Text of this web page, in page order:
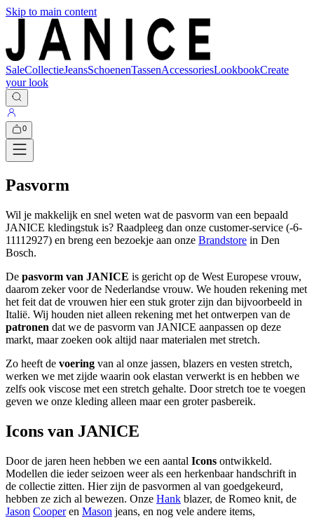
Skip to main content
SaleCollectieJeansSchoenenTassenAccessoriesLookbookCreate
your look
0
Pasvorm
Wil je makkelijk en snel weten wat de pasvorm van een bepaald
JANICE kledingstuk is? Raadpleeg dan onze customer-service (-6-
11112927) en breng een bezoekje aan onze Brandstore in Den
Bosch.
De pasvorm van JANICE is gericht op de West Europese vrouw,
daarom zeker voor de Nederlandse vrouw. We houden rekening met
het feit dat de vrouwen hier een stuk groter zijn dan bijvoorbeeld in
Italië. Wij houden niet alleen rekening met het ontwerpen van de
patronen dat we de pasvorm van JANICE aanpassen op deze
markt, maar zoeken ook altijd naar materialen met stretch.
Zo heeft de voering van al onze jassen, blazers en vesten stretch,
werken we met zijde waarin ook elastan verwerkt is en hebben we
zelfs ook viscose met een stretch gehalte. Door stretch toe te voegen
geven we onze kleding alleen maar een groter pasbereik.
Icons van JANICE
Door de jaren heen hebben we een aantal Icons ontwikkeld.
Modellen die ieder seizoen weer als een herkenbaar handschrift in
de collectie zitten. Hier zijn de pasvormen al van goedgekeurd,
hebben ze zich al bewezen. Onze Hank blazer, de Romeo knit, de
Jason Cooperen Mason jeans, en nog vele andere items,